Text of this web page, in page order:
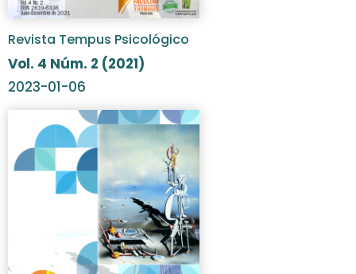
Revista Tempus Psicológico
Vol. 4 Núm. 2 (2021)
2023-01-06